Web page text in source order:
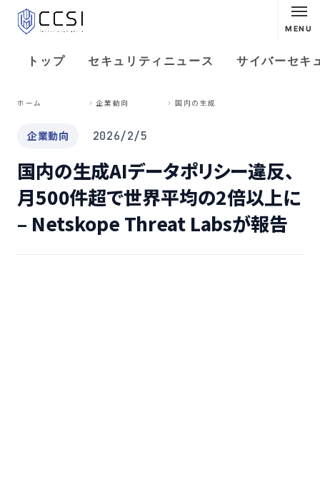
MENU
トップ セキュリティニュース サイバーセキ
ホーム 企業動向
企業動向 2026/2/5
国内の生成AIデータポリシー違反、
月500件超で世界平均の2倍以上に
– Netskope Threat Labsが報告